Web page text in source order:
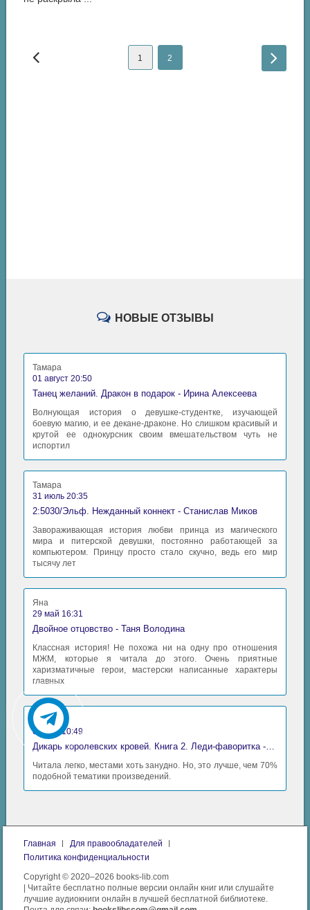
1 2
НОВЫЕ ОТЗЫВЫ
Тамара
01 август 20:50
Танец желаний. Дракон в подарок - Ирина Алексеева
Волнующая история о девушке-студентке, изучающей
боевую магию, и ее декане-драконе. Но слишком красивый и
крутой ее однокурсник своим вмешательством чуть не
испортил
Тамара
31 июль 20:35
2:5030/Эльф. Нежданный коннект - Станислав Миков
Завораживающая история любви принца из магического
мира и питерской девушки, постоянно работающей за
компьютером. Принцу просто стало скучно, ведь его мир
тысячу лет
Яна
29 май 16:31
Двойное отцовство - Таня Володина
Классная история! Не похожа ни на одну про отношения
МЖМ, которые я читала до этого. Очень приятные
харизматичные герои, мастерски написанные характеры
главных
Аида
06 май 10:49
Читала легко, местами хоть занудно. Но, это лучше, чем 70%
подобной тематики произведений.
Главная
Для правообладателей
Политика конфиденциальности
Copyright © 2020–2026 books-lib.com
| Читайте бесплатно полные версии онлайн книг или слушайте
лучшие аудиокниги онлайн в лучшей бесплатной библиотеке.